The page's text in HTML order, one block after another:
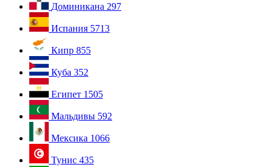
Доминикана 297
Испания 5713
Кипр 855
Куба 352
Египет 1505
Мальдивы 592
Мексика 1066
Тунис 435